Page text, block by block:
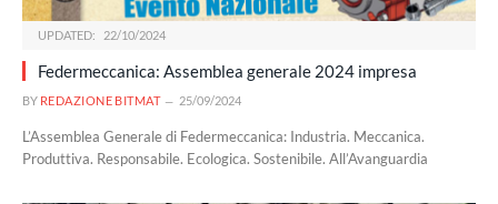
UPDATED: 22/10/2024
Federmeccanica: Assemblea generale 2024 impresa
BY REDAZIONE BITMAT 25/09/2024
L’Assemblea Generale di Federmeccanica: Industria. Meccanica.
Produttiva. Responsabile. Ecologica. Sostenibile. All’Avanguardia